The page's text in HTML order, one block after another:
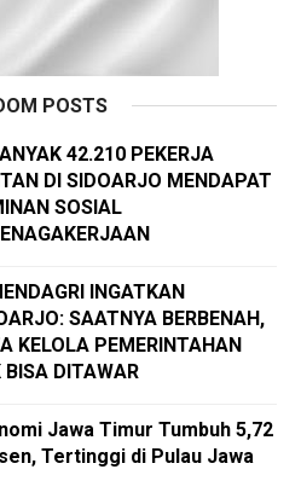
POSTS
42.210 PEKERJA
DI SIDOARJO MENDAPAT
SOSIAL
INGATKAN
SAATNYA BERBENAH,
KELOLA PEMERINTAHAN
BISA DITAWAR
Jawa Timur Tumbuh 5,72
Tertinggi di Pulau Jawa